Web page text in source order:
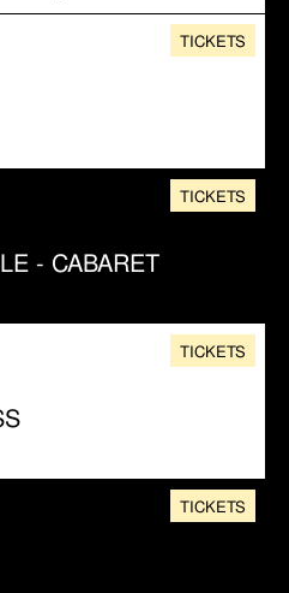
TICKETS
- CABARET
TICKETS
TICKETS
TICKETS